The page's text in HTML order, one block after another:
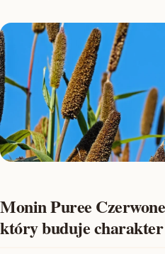
Monin Puree
który buduje